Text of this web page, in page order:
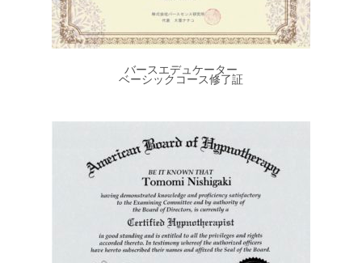
バースエデュケーター
ベーシックコース修了証